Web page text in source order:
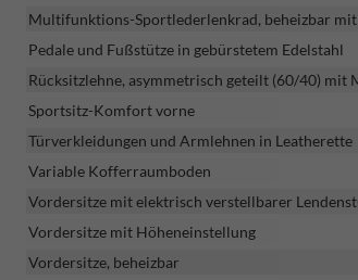
Multifunktions-Sportlederlenkrad, beheizbar
Pedale und Fußstütze in gebürstetem Edelstahl
Rücksitzlehne, asymmetrisch geteilt (60/40) mit
Sportsitz-Komfort vorne
Türverkleidungen und Armlehnen in Leatherette
Variable Kofferraumboden
Vordersitze mit elektrisch verstellbarer
Vordersitze mit Höheneinstellung
Vordersitze, beheizbar